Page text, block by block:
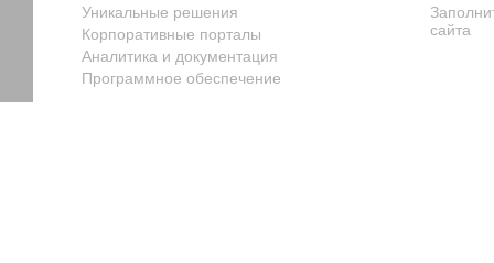
Уникальные решения
Корпоративные порталы
Аналитика и документация
Программное обеспечение
сайта